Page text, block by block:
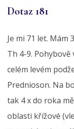
Dotaz 181
Je mi 71 let. Mám
Th 4-9.
celém levém
Prednioson. Na
tak 4 x do roka
oblasti křížové